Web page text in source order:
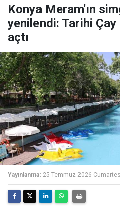
Konya Meram'ın
yenilendi: Tarihi Çay
açtı
Yayınlanma: 25 Temmuz 2026